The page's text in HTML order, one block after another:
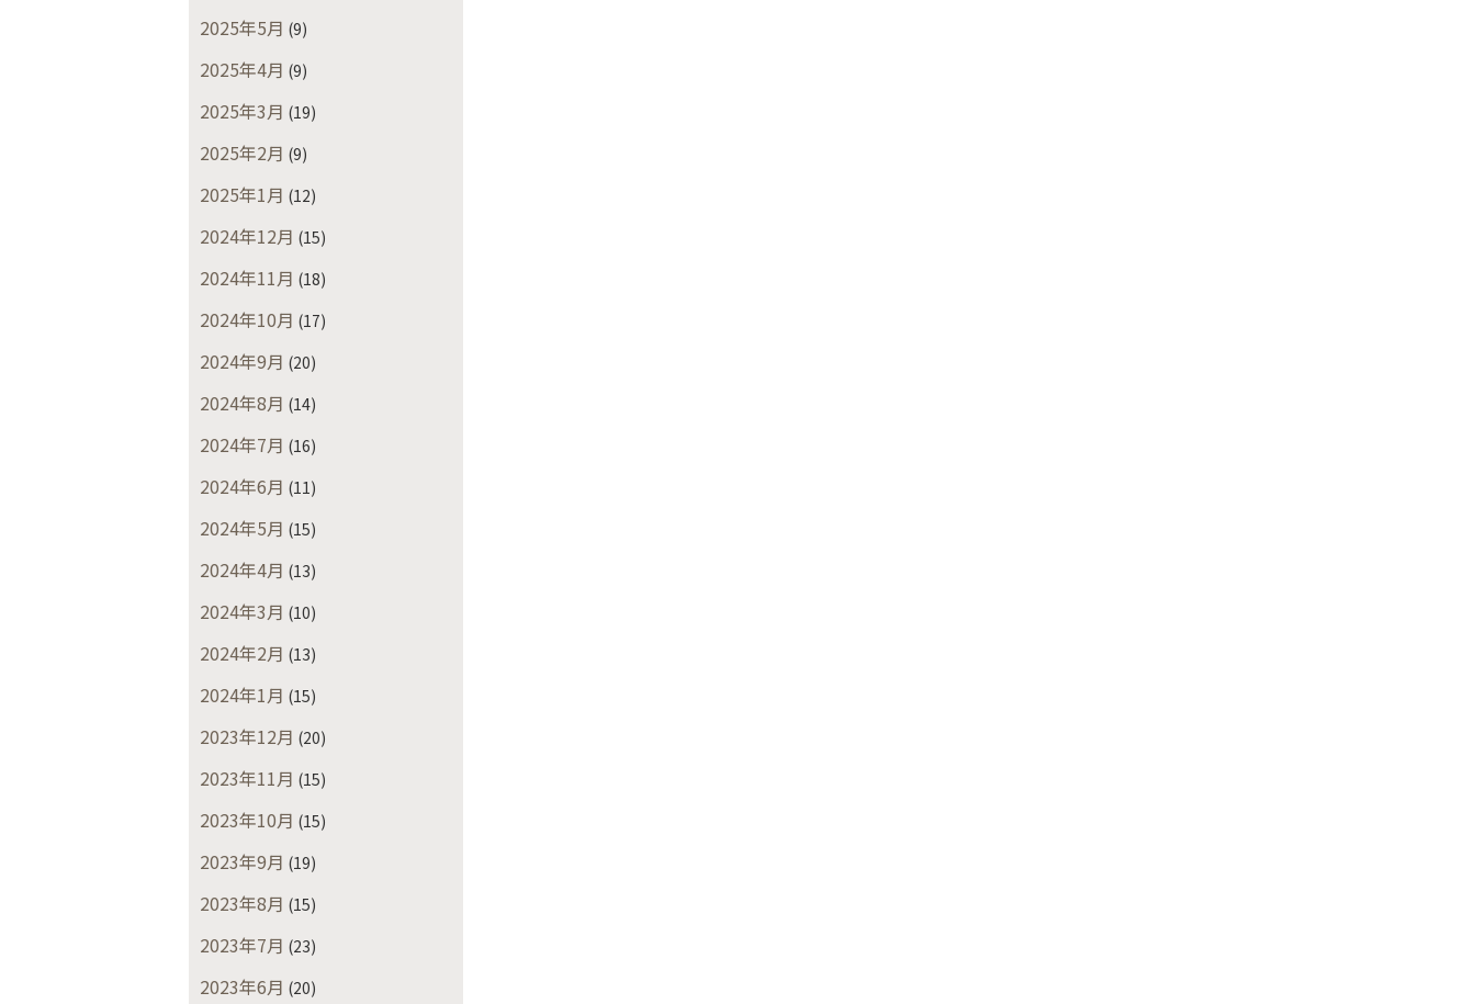
2025年5月 (9)
2025年4月 (9)
2025年3月 (19)
2025年2月 (9)
2025年1月 (12)
2024年12月 (15)
2024年11月 (18)
2024年10月 (17)
2024年9月 (20)
2024年8月 (14)
2024年7月 (16)
2024年6月 (11)
2024年5月 (15)
2024年4月 (13)
2024年3月 (10)
2024年2月 (13)
2024年1月 (15)
2023年12月 (20)
2023年11月 (15)
2023年10月 (15)
2023年9月 (19)
2023年8月 (15)
2023年7月 (23)
2023年6月 (20)